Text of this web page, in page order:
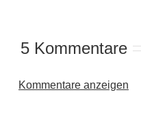
5 Kommentare
Kommentare anzeigen